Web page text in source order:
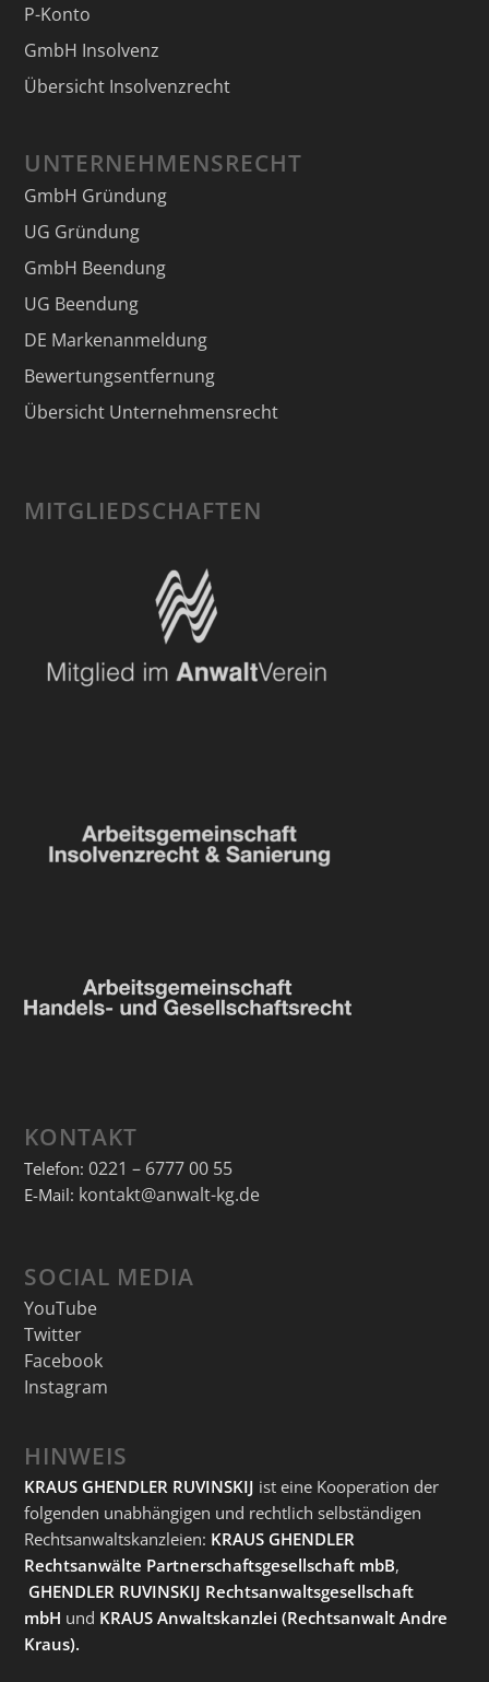
P-Konto
GmbH Insolvenz
Übersicht Insolvenzrecht
UNTERNEHMENSRECHT
GmbH Gründung
UG Gründung
GmbH Beendung
UG Beendung
DE Markenanmeldung
Bewertungsentfernung
Übersicht Unternehmensrecht
MITGLIEDSCHAFTEN
KONTAKT
Telefon: 0221 – 6777 00 55
E-Mail: kontakt@anwalt-kg.de
SOCIAL MEDIA
YouTube
Twitter
Facebook
Instagram
HINWEIS
KRAUS GHENDLER RUVINSKIJ ist eine Kooperation der
folgenden unabhängigen und rechtlich selbständigen
Rechtsanwaltskanzleien: KRAUS GHENDLER
Rechtsanwälte Partnerschaftsgesellschaft mbB,
GHENDLER RUVINSKIJ Rechtsanwaltsgesellschaft
mbH und KRAUS Anwaltskanzlei (Rechtsanwalt Andre
Kraus).